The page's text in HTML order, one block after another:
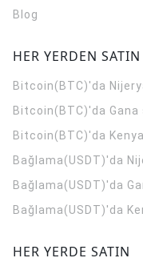
Blog
HER YERDEN
Bitcoin(BTC)'da
Bitcoin(BTC)'da Gana
Bitcoin(BTC)'da Kenya
Bağlama(USDT)'da
Bağlama(USDT)'da
Bağlama(USDT)'da
HER YERDE SATIN